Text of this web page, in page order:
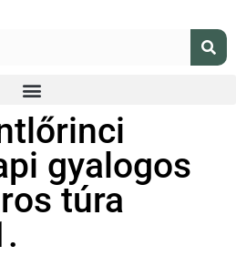
gyalogos
túra